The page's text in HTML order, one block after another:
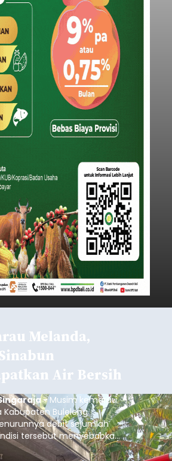
Melanda,
Air Bersih
-Musim kemarau
Buleleng
debit sejumlah
tersebut menyebabkan
mulai mengalami